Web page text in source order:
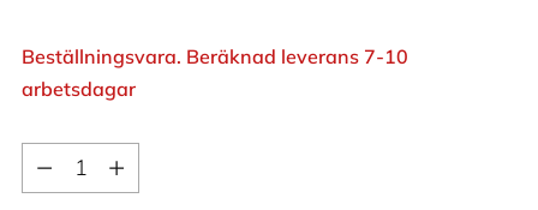
Beställningsvara. Beräknad leverans 7-10
arbetsdagar
Kvantitet
Kvantitet